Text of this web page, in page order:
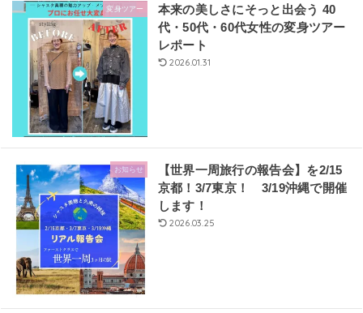
変身ツアー
本来の美しさにそっと出会う 40
代・50代・60代女性の変身ツアー
レポート
2026.01.31
お知らせ
【世界一周旅行の報告会】を2/15
京都！3/7東京！ 3/19沖縄で開催
します！
2026.03.25